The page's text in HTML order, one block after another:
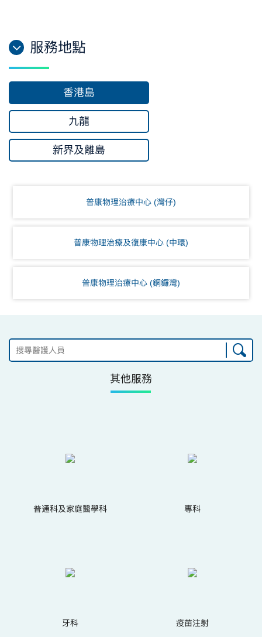
服務地點
香港島
九龍
新界及離島
普康物理治療中心 (灣仔)
普康物理治療及復康中心 (中環)
普康物理治療中心 (銅鑼灣)
其他服務
普通科及家庭醫學科 專科
牙科 疫苗注射